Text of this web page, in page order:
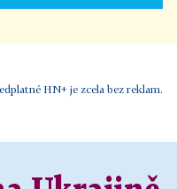
HN+ je zcela bez reklam.